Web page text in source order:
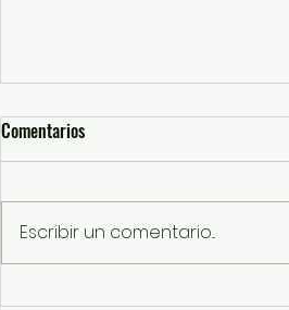
Impulsa UAEMéx modelo de
Comentarios
Escribir un comentario...